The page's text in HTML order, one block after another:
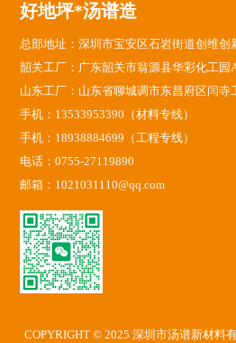
好地坪*汤谱造
总部地址：深圳市宝安区石岩街道创维创
韶关工厂：广东韶关市翁源县华彩化工园
山东工厂：山东省聊城调市东昌府区闫寺
手机：13533953390（材料专线）
手机：18938884699（工程专线）
电话：0755-27119890
邮箱：1021031110@qq.com
COPYRIGHT © 2025 深圳市汤谱新材料